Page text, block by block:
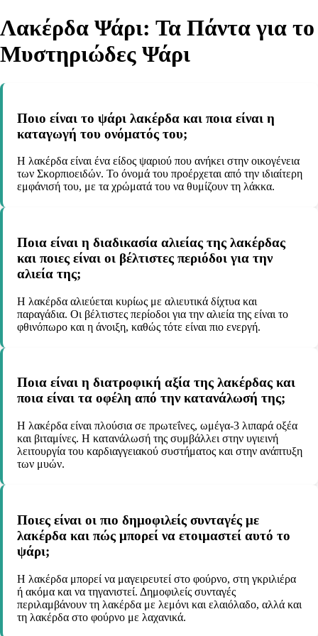
Λακέρδα Ψάρι: Τα Πάντα για το
Μυστηριώδες Ψάρι
Ποιο είναι το ψάρι λακέρδα και ποια είναι η
καταγωγή του ονόματός του;
Η λακέρδα είναι ένα είδος ψαριού που ανήκει στην οικογένεια
των Σκορπιοειδών. Το όνομά του προέρχεται από την ιδιαίτερη
εμφάνισή του, με τα χρώματά του να θυμίζουν τη λάκκα.
Ποια είναι η διαδικασία αλιείας της λακέρδας
και ποιες είναι οι βέλτιστες περιόδοι για την
αλιεία της;
Η λακέρδα αλιεύεται κυρίως με αλιευτικά δίχτυα και
παραγάδια. Οι βέλτιστες περίοδοι για την αλιεία της είναι το
φθινόπωρο και η άνοιξη, καθώς τότε είναι πιο ενεργή.
Ποια είναι η διατροφική αξία της λακέρδας και
ποια είναι τα οφέλη από την κατανάλωσή της;
Η λακέρδα είναι πλούσια σε πρωτεΐνες, ωμέγα-3 λιπαρά οξέα
και βιταμίνες. Η κατανάλωσή της συμβάλλει στην υγιεινή
λειτουργία του καρδιαγγειακού συστήματος και στην ανάπτυξη
των μυών.
Ποιες είναι οι πιο δημοφιλείς συνταγές με
λακέρδα και πώς μπορεί να ετοιμαστεί αυτό το
ψάρι;
Η λακέρδα μπορεί να μαγειρευτεί στο φούρνο, στη γκριλιέρα
ή ακόμα και να τηγανιστεί. Δημοφιλείς συνταγές
περιλαμβάνουν τη λακέρδα με λεμόνι και ελαιόλαδο, αλλά και
τη λακέρδα στο φούρνο με λαχανικά.